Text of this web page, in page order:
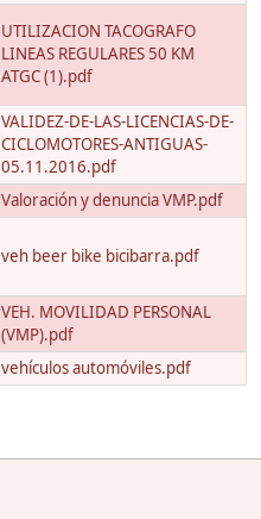
UTILIZACION TACOGRAFO
LINEAS REGULARES 50 KM
ATGC (1).pdf
VALIDEZ-DE-LAS-LICENCIAS-DE-
CICLOMOTORES-ANTIGUAS-
05.11.2016.pdf
Valoración y denuncia VMP.pdf
veh beer bike bicibarra.pdf
VEH. MOVILIDAD PERSONAL
(VMP).pdf
vehículos automóviles.pdf